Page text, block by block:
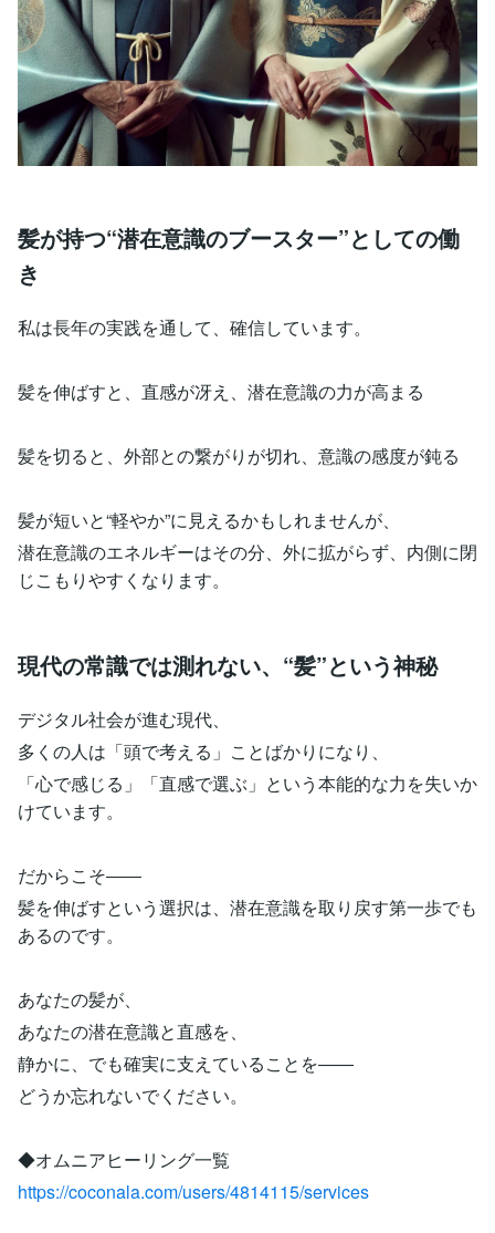
髪が持つ“潜在意識のブースター”としての働
き
私は長年の実践を通して、確信しています。
髪を伸ばすと、直感が冴え、潜在意識の力が高まる
髪を切ると、外部との繋がりが切れ、意識の感度が鈍る
髪が短いと“軽やか”に見えるかもしれませんが、
潜在意識のエネルギーはその分、外に拡がらず、内側に閉
じこもりやすくなります。
現代の常識では測れない、“髪”という神秘
デジタル社会が進む現代、
多くの人は「頭で考える」ことばかりになり、
「心で感じる」「直感で選ぶ」という本能的な力を失いか
けています。
だからこそ――
髪を伸ばすという選択は、潜在意識を取り戻す第一歩でも
あるのです。
あなたの髪が、
あなたの潜在意識と直感を、
静かに、でも確実に支えていることを――
どうか忘れないでください。
◆オムニアヒーリング一覧
https://coconala.com/users/4814115/services